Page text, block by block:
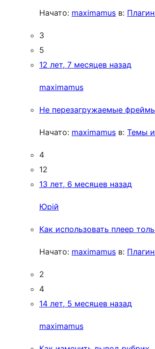
Начато: maximamus в:
3
5
12 лет, 7 месяцев назад
maximamus
Не перезагружаемые
Начато: maximamus в: Темы
4
12
13 лет, 6 месяцев назад
Юрій
Как использовать плеер
Начато: maximamus в:
2
4
14 лет, 5 месяцев назад
maximamus